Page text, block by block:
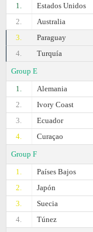
1.
Estados Unidos
2.
Australia
3.
Paraguay
4.
Turquía
Group E
1.
Alemania
2.
Ivory Coast
3.
Ecuador
4.
Curaçao
Group F
1.
Países Bajos
2.
Japón
3.
Suecia
4.
Túnez